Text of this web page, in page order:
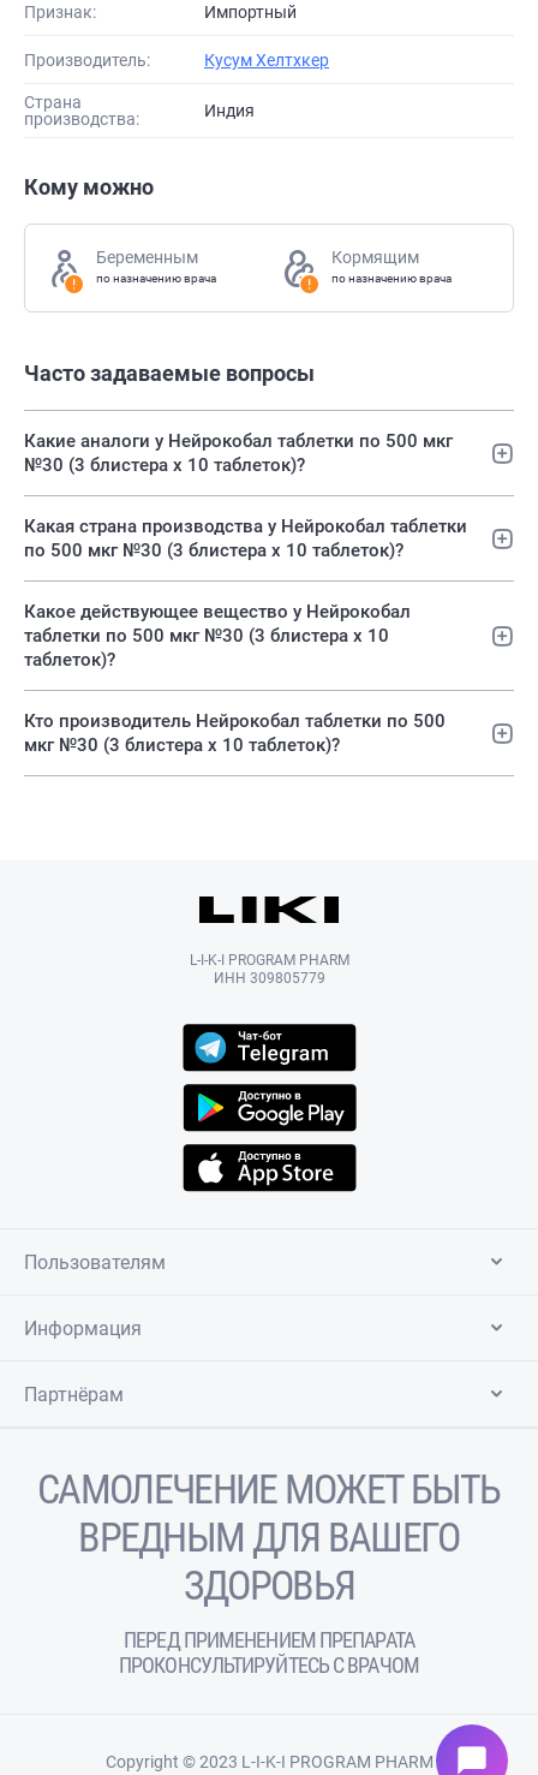
Признак: Импортный
Производитель: Кусум Хелтхкер
Страна
производства:
Индия
Кому можно
Беременным
по назначению врача
Кормящим
по назначению врача
Часто задаваемые вопросы
Какие аналоги у Нейрокобал таблетки по 500 мкг
№30 (3 блистера х 10 таблеток)?
Какая страна производства у Нейрокобал таблетки
по 500 мкг №30 (3 блистера х 10 таблеток)?
Какое действующее вещество у Нейрокобал
таблетки по 500 мкг №30 (3 блистера х 10
таблеток)?
Кто производитель Нейрокобал таблетки по 500
мкг №30 (3 блистера х 10 таблеток)?
L-I-K-I PROGRAM PHARM
ИНН 309805779
Пользователям
Информация
Партнёрам
САМОЛЕЧЕНИЕ МОЖЕТ БЫТЬ
ВРЕДНЫМ ДЛЯ ВАШЕГО
ЗДОРОВЬЯ
ПЕРЕД ПРИМЕНЕНИЕМ ПРЕПАРАТА
ПРОКОНСУЛЬТИРУЙТЕСЬ С ВРАЧОМ
Copyright © 2023 L-I-K-I PROGRAM PHARM chat_bubble